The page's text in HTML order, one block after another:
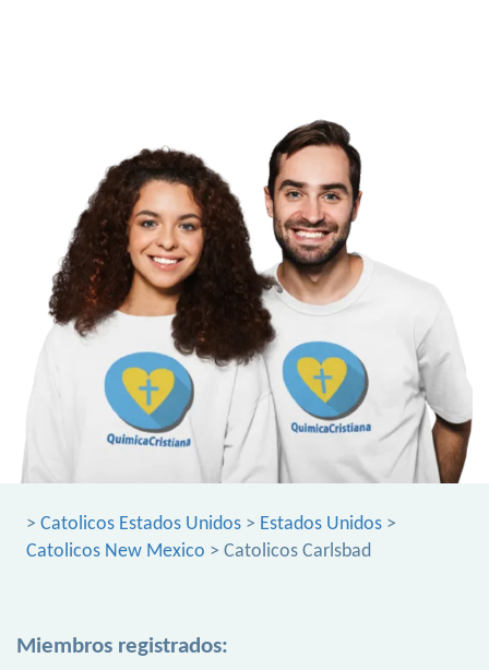
> Catolicos Estados Unidos > Estados Unidos >
Catolicos New Mexico > Catolicos Carlsbad
Miembros registrados: